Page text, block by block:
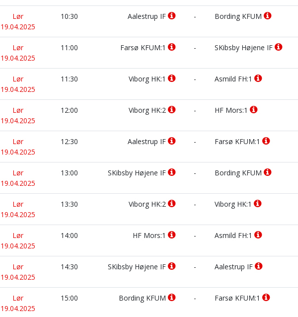
Lør
19.04.2025
10:30 Aalestrup IF - Bording KFUM
Lør
19.04.2025
11:00 Farsø KFUM:1 - SKibsby Højene IF
Lør
19.04.2025
11:30 Viborg HK:1 - Asmild FH:1
Lør
19.04.2025
12:00 Viborg HK:2 - HF Mors:1
Lør
19.04.2025
12:30 Aalestrup IF - Farsø KFUM:1
Lør
19.04.2025
13:00 SKibsby Højene IF - Bording KFUM
Lør
19.04.2025
13:30 Viborg HK:2 - Viborg HK:1
Lør
19.04.2025
14:00 HF Mors:1 - Asmild FH:1
Lør
19.04.2025
14:30 SKibsby Højene IF - Aalestrup IF
Lør
19.04.2025
15:00 Bording KFUM - Farsø KFUM:1